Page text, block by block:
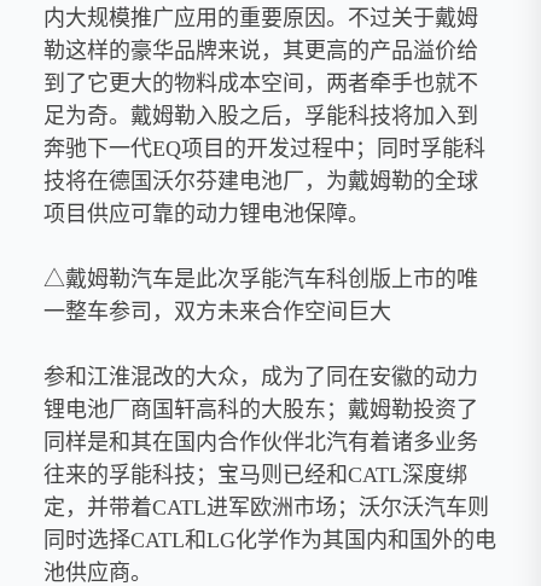
内大规模推广应用的重要原因。不过关于戴姆
勒这样的豪华品牌来说，其更高的产品溢价给
到了它更大的物料成本空间，两者牵手也就不
足为奇。戴姆勒入股之后，孚能科技将加入到
奔驰下一代EQ项目的开发过程中；同时孚能科
技将在德国沃尔芬建电池厂，为戴姆勒的全球
项目供应可靠的动力锂电池保障。
△戴姆勒汽车是此次孚能汽车科创版上市的唯
一整车参司，双方未来合作空间巨大
参和江淮混改的大众，成为了同在安徽的动力
锂电池厂商国轩高科的大股东；戴姆勒投资了
同样是和其在国内合作伙伴北汽有着诸多业务
往来的孚能科技；宝马则已经和CATL深度绑
定，并带着CATL进军欧洲市场；沃尔沃汽车则
同时选择CATL和LG化学作为其国内和国外的电
池供应商。